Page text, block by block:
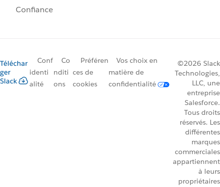
Confiance
Téléchar
ger
Slack
Conf
identi
alité
Co
nditi
ons
Préféren
ces de
cookies
Vos choix en
matière de
confidentialité
©2026 Slack
Technologies,
LLC, une
entreprise
Salesforce.
Tous droits
réservés. Les
différentes
marques
commerciales
appartiennent
à leurs
propriétaires